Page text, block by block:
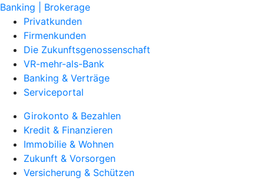
Banking | Brokerage
Privatkunden
Firmenkunden
Die Zukunftsgenossenschaft
VR-mehr-als-Bank
Banking & Verträge
Serviceportal
Girokonto & Bezahlen
Kredit & Finanzieren
Immobilie & Wohnen
Zukunft & Vorsorgen
Versicherung & Schützen